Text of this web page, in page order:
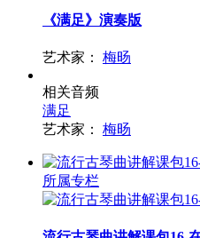
《满足》演奏版
艺术家： 梅旸
相关音频
满足
艺术家：
梅旸
所属专栏